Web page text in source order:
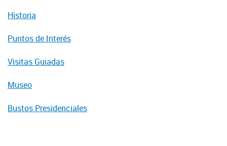
Historia
Puntos de Interés
Visitas Guiadas
Museo
Bustos Presidenciales